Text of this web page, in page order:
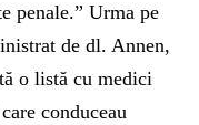
penale.” Urma pe
de dl. Annen,
o listă cu medici
conduceau